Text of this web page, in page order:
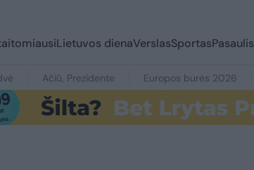
Lietuvos dienaVerslasSportasPasaulis
Ačiū, Prezidente Europos burės 2026